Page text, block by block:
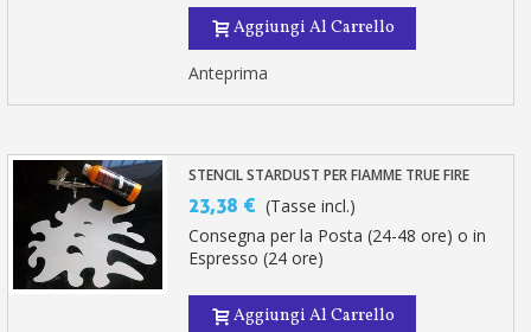
Aggiungi Al Carrello
Anteprima
STENCIL STARDUST PER FIAMME TRUE FIRE
23,38 € (Tasse incl.)
Consegna per la Posta (24-48 ore) o in
Espresso (24 ore)
Aggiungi Al Carrello